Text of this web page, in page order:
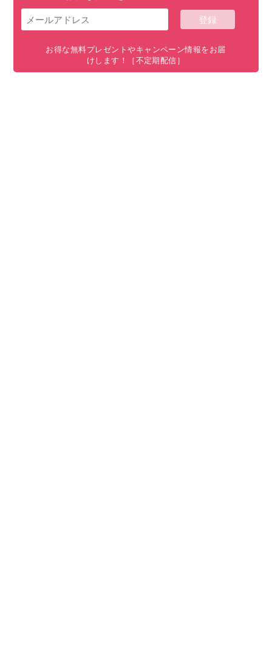
お得な無料プレゼントやキャンペーン情報をお届
けします！［不定期配信］